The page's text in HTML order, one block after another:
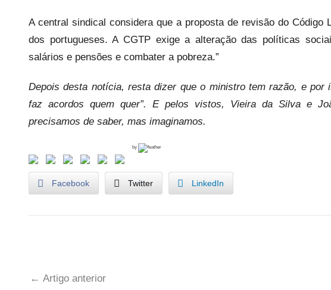
A central sindical considera que a proposta de revisão do Código
dos portugueses. A CGTP exige a alteração das políticas
salários e pensões e combater a pobreza.”
Depois desta notícia, resta dizer que o ministro tem razão, e por
faz acordos quem quer”. E pelos vistos, Vieira da Silva e
precisamos de saber, mas imaginamos.
by
Facebook Twitter LinkedIn
c
Artigo anterior